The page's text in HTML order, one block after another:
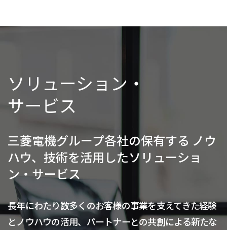
ソリューション・
サービス
三菱電機グループ各社の保有する ノウ
ハウ、技術を活用したソリューショ
ン・サービス
長年にわたり数多くのお客様の事業を支えてきた経験
とノウハウの活用、パートナーとの共創による新たな